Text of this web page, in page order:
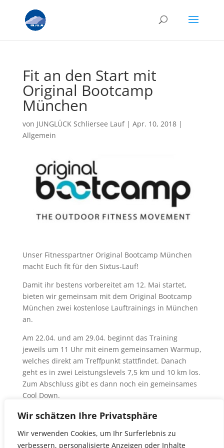
Wir schätzen Ihre Privatsphäre
Wir verwenden Cookies, um Ihr Surferlebnis zu
verbessern, personalisierte Anzeigen oder Inhalte
Fit an den Start mit
Original Bootcamp
München
von JUNGLÜCK Schliersee Lauf| Apr. 10, 2018|
Allgemein
Unser Fitnesspartner Original Bootcamp München
macht Euch fit für den Sixtus-Lauf!
Damit ihr bestens vorbereitet am 12. Mai startet,
bieten wir gemeinsam mit dem Original Bootcamp
München zwei kostenlose Lauftrainings in München
an.
Am 22.04. und am 29.04. beginnt das Training
jeweils um 11 Uhr mit einem gemeinsamen Warmup,
welches direkt am Treffpunkt stattfindet. Danach
geht es in zwei Leistungslevels 7,5 km und 10 km los.
Zum Abschluss gibt es dann noch ein gemeinsames
Cool Down.